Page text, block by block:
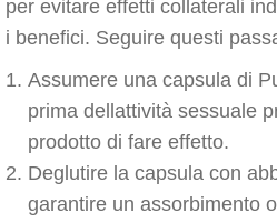
per evitare effetti collaterali
i benefici. Seguire questi
Assumere una capsula di
prima dellattività sessuale
prodotto di fare effetto.
Deglutire la capsula con
garantire un assorbimento